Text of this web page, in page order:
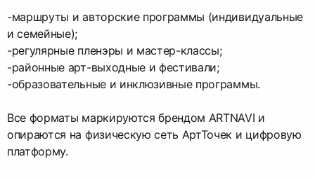
-маршруты и авторские программы (индивидуальные
и семейные);
-регулярные пленэры и мастер-классы;
-районные арт-выходные и фестивали;
-образовательные и инклюзивные программы.
Все форматы маркируются брендом ARTNAVI и
опираются на физическую сеть АртТочек и цифровую
платформу.